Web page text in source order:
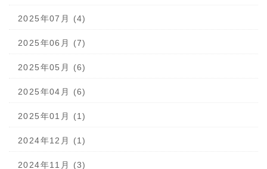
2025年07月 (4)
2025年06月 (7)
2025年05月 (6)
2025年04月 (6)
2025年01月 (1)
2024年12月 (1)
2024年11月 (3)